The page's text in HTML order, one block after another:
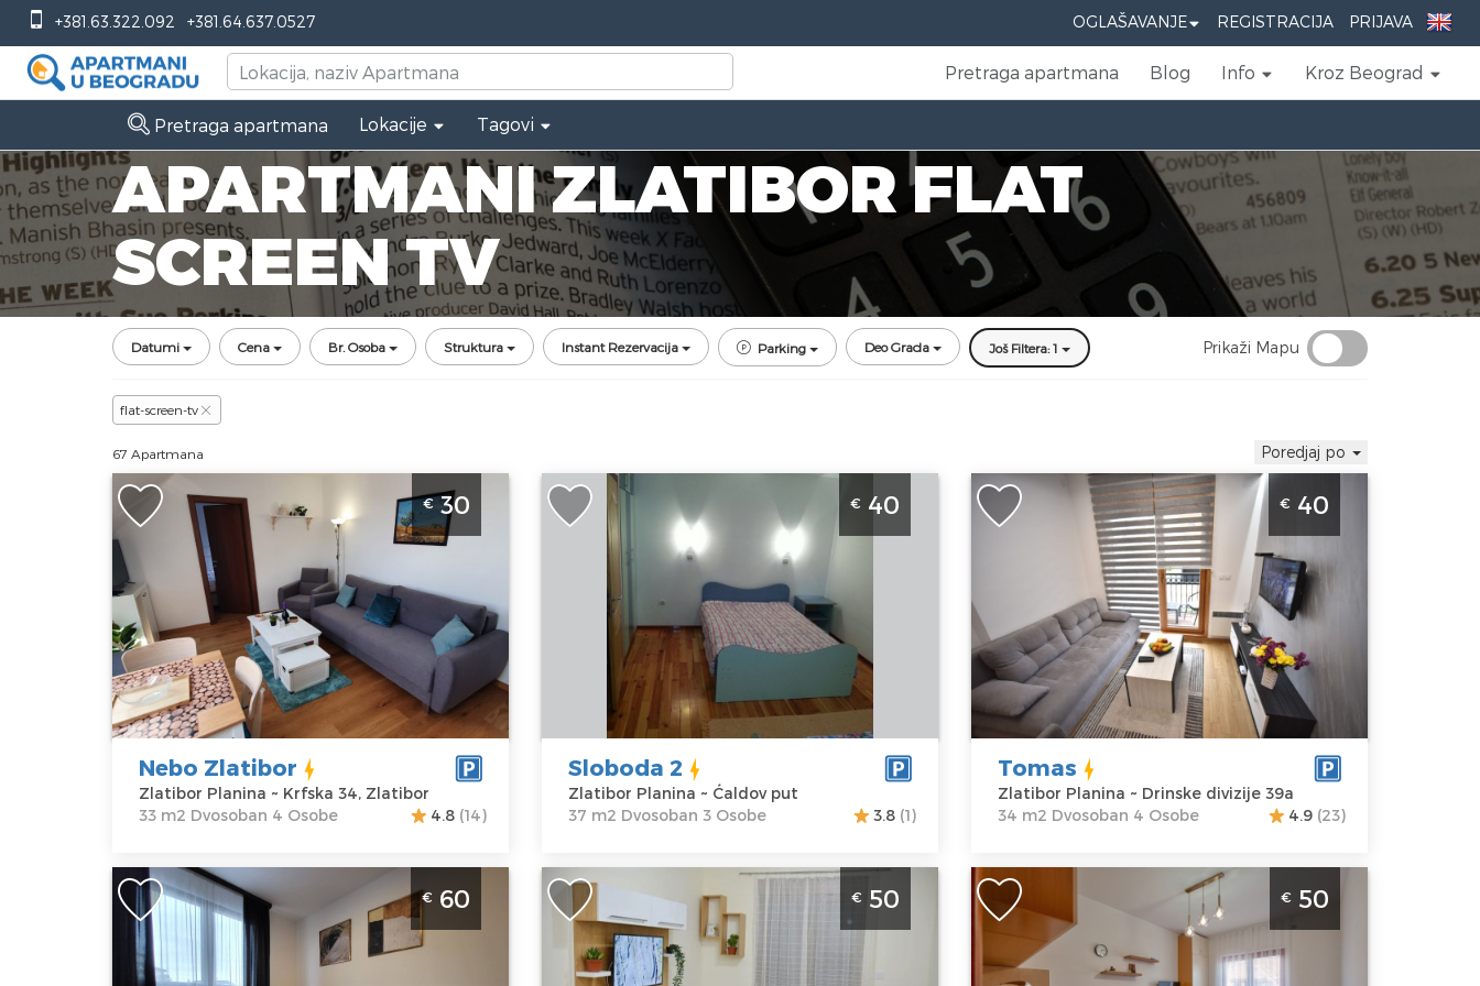
+381.63.322.092 +381.64.637.0527 OGLAŠAVANJE REGISTRACIJA PRIJAVA
Pretraga apartmana Blog Info Kroz Beograd
APARTMANI ZLATIBOR FLAT
SCREEN TV
Pretraga apartmana Lokacije Tagovi
Datumi Cena Br. Osoba Struktura Instant Rezervacija Parking Deo Grada Još Filtera: 1 Prikaži Mapu
flat-screen-tv
67 Apartmana Poredjaj po
Dvosoban Apartman Apartman Nebo
Zlatibor Planina Centar Planina
Apartman “Nebo” nalazi se u Vila Bella,
luksuzno opremljenom objektu
Zlatibor
Lokacija:
Zlatibor
Planina
Adresa:Krfska
34, Zlatibor
Cena30 €
Gosti:4
Kvadratura :
33
m2
Struktura :
Dvosoban
€30
Nebo Zlatibor
Zlatibor Planina ~ Krfska 34, Zlatibor
33 m2 Dvosoban 4 Osobe
4.8 (14)
Dvosoban Apartman Sloboda 2 Zlatibor
Zlatibor
Lokacija:
Zlatibor
Planina
Ćaldov
40 €
Gosti:3
Kvadratura :
m2
Struktura :
€ 40
Sloboda 2
Zlatibor Planina ~ Ćaldov put
37 m2 Dvosoban 3 Osobe
3.8 (1)
Dvosoban apartman Tomas Zlatibor,
moderan apartman po ceni od 40e, za
boravak do 4 osobe. Nalazi se preko
puta hotela Mone u centru Zlatibora na
2 spratu.
Zlatibor
Lokacija:
Zlatibor
Planina
Adresa:
Drinske
divizije 39a
Cena40 €
Gosti: 4
Kvadratura :
m2
Dvosoban
€ 40
Tomas
Zlatibor Planina ~ Drinske divizije 39a
34 m2 Dvosoban 4 Osobe
4.9 (23)
Dvosoban Apartman Restart Zlatibor
Centar Apartman Restart se nalazi u vili
Matis u mirnom delu Zlatibora
Zlatibor
€ 60
Dvosoban Apartman Avala AS Zlatibor
Centar Avala As je apartman u strogom
centru Zlatibora, predvidjen za 4 osobe
Zlatibor
€ 50
Studio Apartman Kostic Zlatibor
Sloboda
Zlatibor
€ 50